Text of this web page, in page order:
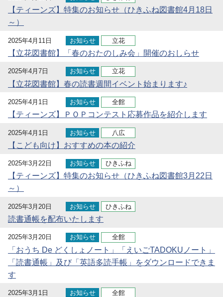
【ティーンズ】特集のお知らせ（ひきふね図書館4月18日
～）
2025年4月11日 お知らせ 立花
【立花図書館】「春のおたのしみ会」開催のおしらせ
2025年4月7日 お知らせ 立花
【立花図書館】春の読書週間イベント始まります♪
2025年4月1日 お知らせ 全館
【ティーンズ】ＰＯＰコンテスト応募作品を紹介します
2025年4月1日 お知らせ 八広
【こども向け】おすすめの本の紹介
2025年3月22日 お知らせ ひきふね
【ティーンズ】特集のお知らせ（ひきふね図書館3月22日
～）
2025年3月20日 お知らせ ひきふね
読書通帳を配布いたします
2025年3月20日 お知らせ 全館
「おうち De どくしょノート」「えいごTADOKUノート」
「読書通帳」及び「英語多読手帳」をダウンロードできま
す
2025年3月1日 お知らせ 全館